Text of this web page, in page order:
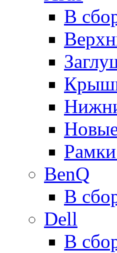
В
BenQ
В
Dell
В